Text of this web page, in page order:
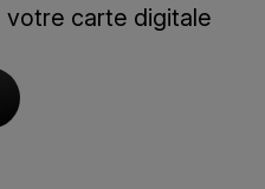
carte digitale